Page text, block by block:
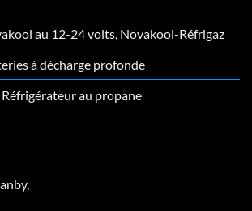
au 12-24 volts, Novakool-Réfrigaz
à décharge profonde
au propane